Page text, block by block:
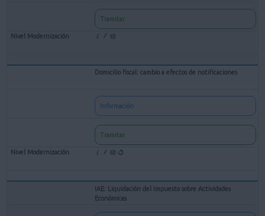
Tramitar
Domicilio fiscal: cambio a efectos de notificaciones
Información
Tramitar
IAE: Liquidación del Impuesto sobre Actividades
Económicas